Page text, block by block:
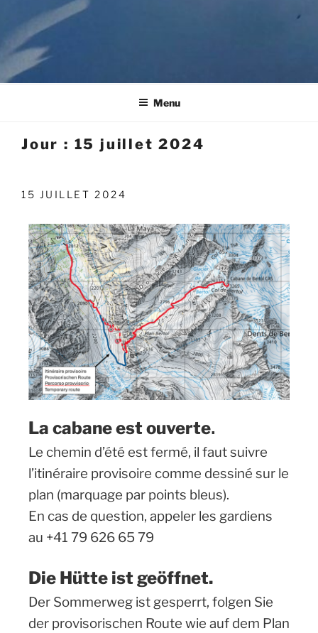
Menu
Jour : 15 juillet 2024
15 JUILLET 2024
La cabane est ouverte.
Le chemin d’été est fermé, il faut suivre
l’itinéraire provisoire comme dessiné sur le
plan (marquage par points bleus).
En cas de question, appeler les gardiens
au +41 79 626 65 79
Die Hütte ist geöffnet.
Der Sommerweg ist gesperrt, folgen Sie
der provisorischen Route wie auf dem Plan